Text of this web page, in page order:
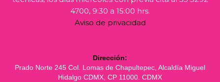
4700, 9:30 a 15:00 hrs.
Aviso de privacidad
Dirección:
Prado Norte 245 Col. Lomas de Chapultepec, Alcaldía Miguel
Hidalgo CDMX, CP 11000. CDMX